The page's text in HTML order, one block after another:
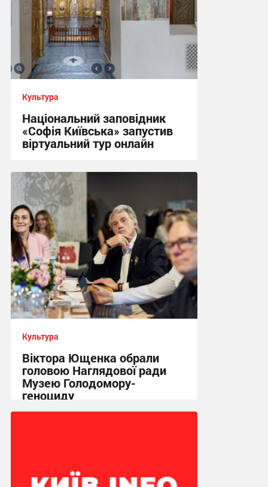
Культура
Національний заповідник
«Софія Київська» запустив
віртуальний тур онлайн
05:31 сьогодні
Культура
Віктора Ющенка обрали
головою Наглядової ради
Музею Голодомору-
геноциду